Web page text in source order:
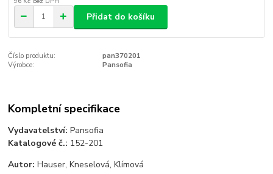
Přidat do košíku
Číslo produktu:
pan370201
Výrobce:
Pansofia
Kompletní specifikace
Vydavatelství:Pansofia
Katalogové č.: 152-201
Autor: Hauser, Kneselová, Klímová